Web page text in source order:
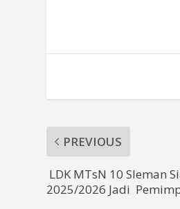
PREVIOUS
LDK MTsN 10 Sleman
2025/2026 Jadi